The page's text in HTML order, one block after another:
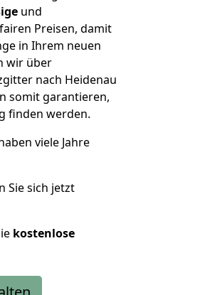
und
Preisen, damit
in Ihrem neuen
wir über
nach Heidenau
somit garantieren,
finden werden.
viele Jahre
Sie sich jetzt
kostenlose